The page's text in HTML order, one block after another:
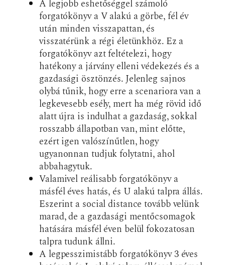
A legjobb eshetőséggel számoló
forgatókönyv a V alakú a görbe, fél év
után minden visszapattan, és
visszatérünk a régi életünkhöz. Ez a
forgatókönyv azt feltételezi, hogy
hatékony a járvány elleni védekezés és a
gazdasági ösztönzés. Jelenleg sajnos
olybá tűnik, hogy erre a scenariora van a
legkevesebb esély, mert ha még rövid idő
alatt újra is indulhat a gazdaság, sokkal
rosszabb állapotban van, mint előtte,
ezért igen valószínűtlen, hogy
ugyanonnan tudjuk folytatni, ahol
abbahagytuk.
Valamivel reálisabb forgatókönyv a
másfél éves hatás, és U alakú talpra állás.
Eszerint a social distance tovább velünk
marad, de a gazdasági mentőcsomagok
hatására másfél éven belül fokozatosan
talpra tudunk állni.
A legpesszimistább forgatókönyv 3 éves